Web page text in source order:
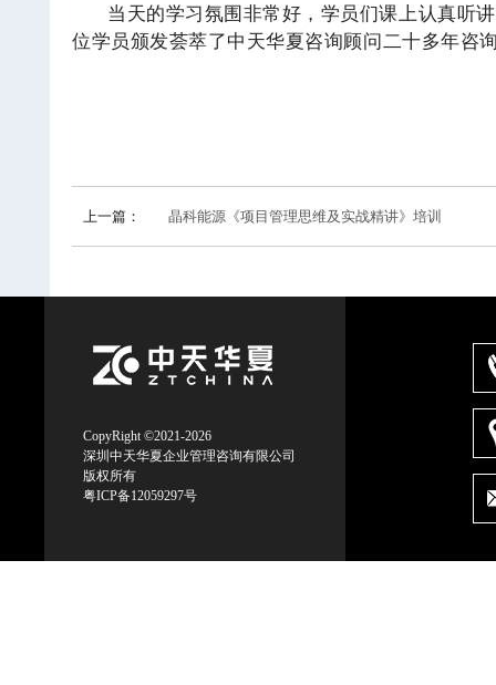
当天的学习氛围非常好，学员们课上认真听
位学员颁发荟萃了中天华夏咨询顾问二十多年咨
上一篇： 晶科能源《项目管理思维及实战精讲》培训
CopyRight ©2021-2026
深圳中天华夏企业管理咨询有限公司
版权所有
粤ICP备12059297号